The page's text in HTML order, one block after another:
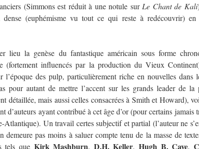
(Simmons est réduit à une notule sur Le Chant de Kali
dense (euphémisme vu tout ce qui reste à redécouvrir)
lieu la genèse du fantastique américain sous forme
(fortement influencés par la production du Vieux
l’époque des pulp, particulièrement riche en nouvelles dans
pour autant de mettre l’accent sur les grands leader de
détaillée, mais aussi celles consacrées à Smith et Howard),
d’auteurs ayant contribué à cet âge d’or (pour certains jamais
Atlantique). Un travail certes subjectif et partial (l’auteur ne
demeure pas moins à saluer compte tenu de la masse de
tels que Kirk Mashburn, D.H. Keller,Hugh B. Cave,